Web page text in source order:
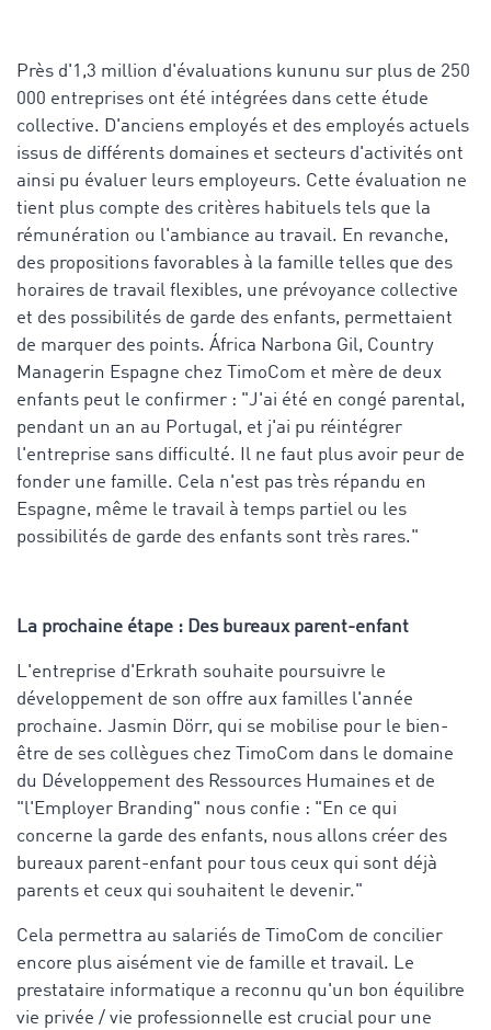
Près d'1,3 million d'évaluations kununu sur plus de 250
000 entreprises ont été intégrées dans cette étude
collective. D'anciens employés et des employés actuels
issus de différents domaines et secteurs d'activités ont
ainsi pu évaluer leurs employeurs. Cette évaluation ne
tient plus compte des critères habituels tels que la
rémunération ou l'ambiance au travail. En revanche,
des propositions favorables à la famille telles que des
horaires de travail flexibles, une prévoyance collective
et des possibilités de garde des enfants, permettaient
de marquer des points. África Narbona Gil, Country
Managerin Espagne chez TimoCom et mère de deux
enfants peut le confirmer : "J'ai été en congé parental,
pendant un an au Portugal, et j'ai pu réintégrer
l'entreprise sans difficulté. Il ne faut plus avoir peur de
fonder une famille. Cela n'est pas très répandu en
Espagne, même le travail à temps partiel ou les
possibilités de garde des enfants sont très rares."
La prochaine étape : Des bureaux parent-enfant
L'entreprise d'Erkrath souhaite poursuivre le
développement de son offre aux familles l'année
prochaine. Jasmin Dörr, qui se mobilise pour le bien-
être de ses collègues chez TimoCom dans le domaine
du Développement des Ressources Humaines et de
"l'Employer Branding" nous confie : "En ce qui
concerne la garde des enfants, nous allons créer des
bureaux parent-enfant pour tous ceux qui sont déjà
parents et ceux qui souhaitent le devenir."
Cela permettra au salariés de TimoCom de concilier
encore plus aisément vie de famille et travail. Le
prestataire informatique a reconnu qu'un bon équilibre
vie privée / vie professionnelle est crucial pour une